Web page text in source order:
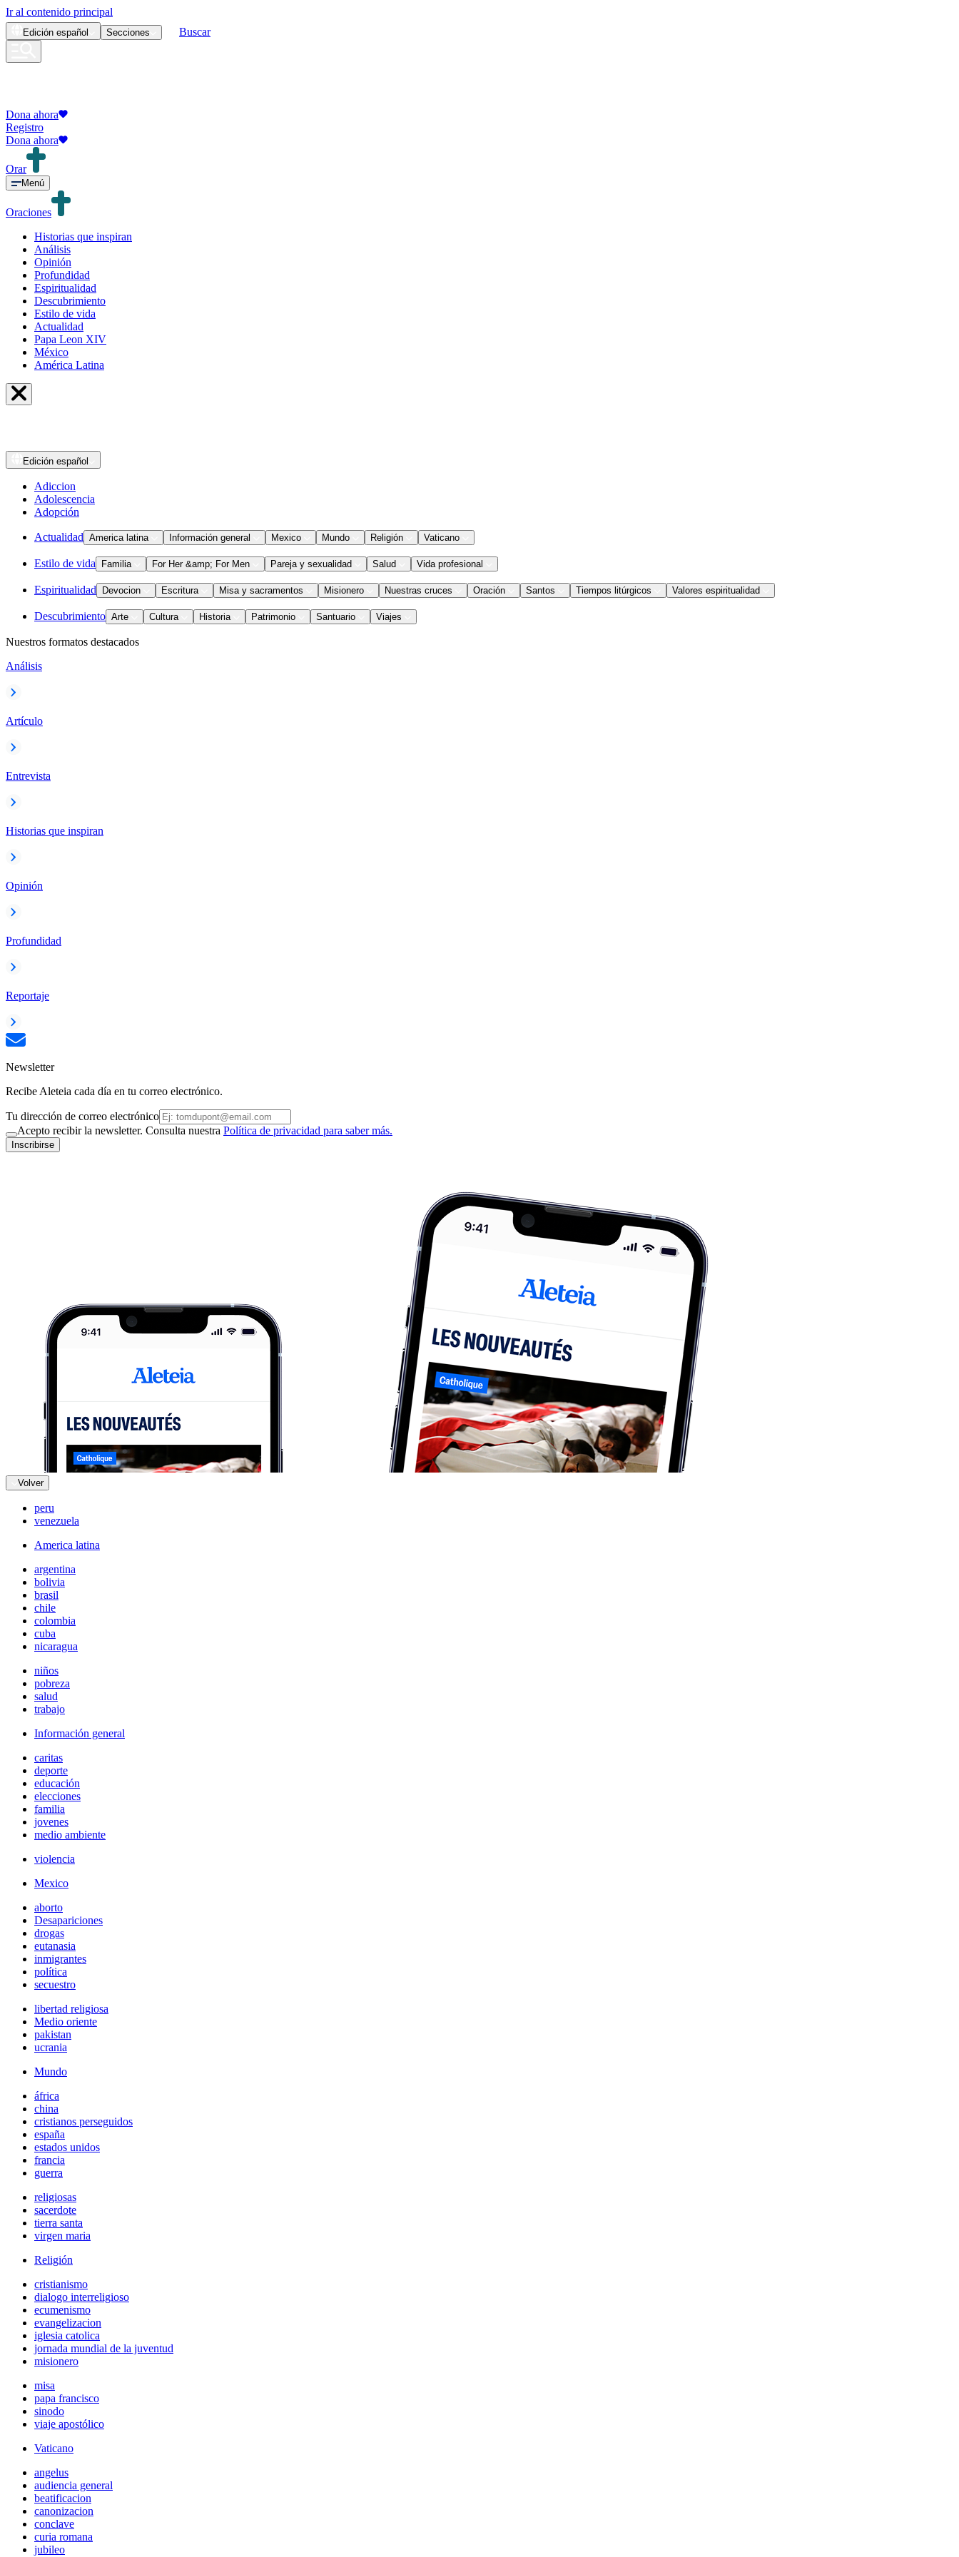
Ir al contenido principal
Edición español Secciones Buscar
Dona ahora
Registro
Dona ahora
Orar
Menú
Oraciones
Historias que inspiran
Análisis
Opinión
Profundidad
Espiritualidad
Descubrimiento
Estilo de vida
Actualidad
Papa Leon XIV
México
América Latina
Edición español
Adiccion
Adolescencia
Adopción
Actualidad America latina Información general Mexico Mundo Religión Vaticano
Estilo de vida Familia For Her &amp; For Men Pareja y sexualidad Salud Vida profesional
Espiritualidad Devocion Escritura Misa y sacramentos Misionero Nuestras cruces Oración Santos Tiempos litúrgicos Valores espiritualidad
Descubrimiento Arte Cultura Historia Patrimonio Santuario Viajes
Nuestros formatos destacados
Análisis
Artículo
Entrevista
Historias que inspiran
Opinión
Profundidad
Reportaje
Newsletter
Recibe Aleteia cada día en tu correo electrónico.
Tu dirección de correo electrónico
Acepto recibir la newsletter. Consulta nuestra Política de privacidad para saber más.
Inscribirse
Volver
peru
venezuela
America latina
argentina
bolivia
brasil
chile
colombia
cuba
nicaragua
niños
pobreza
salud
trabajo
Información general
caritas
deporte
educación
elecciones
familia
jovenes
medio ambiente
violencia
Mexico
aborto
Desapariciones
drogas
eutanasia
inmigrantes
política
secuestro
libertad religiosa
Medio oriente
pakistan
ucrania
Mundo
áfrica
china
cristianos perseguidos
españa
estados unidos
francia
guerra
religiosas
sacerdote
tierra santa
virgen maria
Religión
cristianismo
dialogo interreligioso
ecumenismo
evangelizacion
iglesia catolica
jornada mundial de la juventud
misionero
misa
papa francisco
sinodo
viaje apostólico
Vaticano
angelus
audiencia general
beatificacion
canonizacion
conclave
curia romana
jubileo